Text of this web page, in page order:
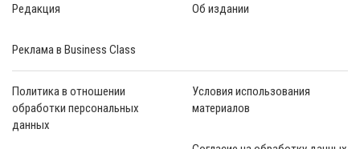
Редакция Об издании
Реклама в Business Class
Политика в отношении
обработки персональных
данных
Условия использования
материалов